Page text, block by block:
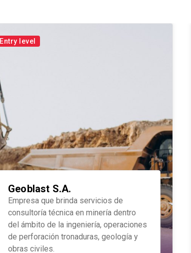
Geoblast S.A.
Empresa que brinda servicios de
consultoría técnica en minería dentro
del ámbito de la ingeniería, operaciones
de perforación tronaduras, geología y
obras civiles.
Entry level